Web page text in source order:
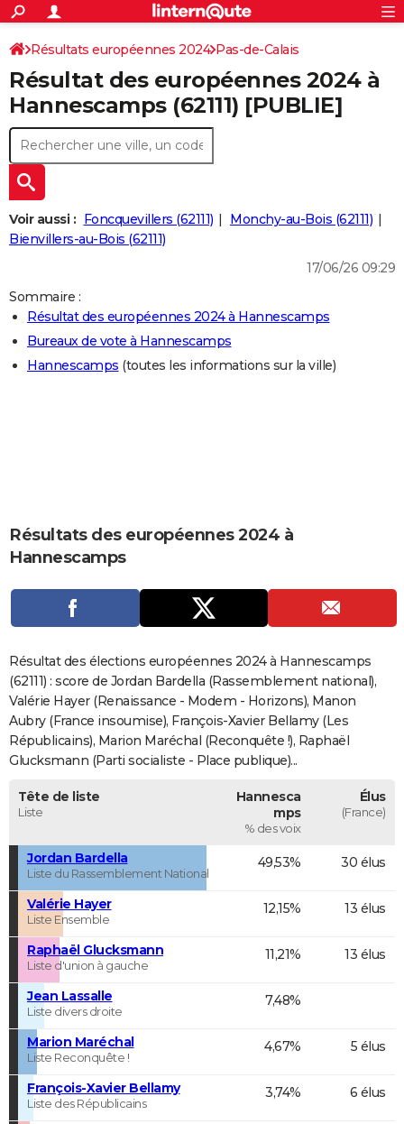
ACTUALITÉS
Politique
Société
Faits Divers
Education
Monde
Villes
+
SPORT
Coupe du monde 2026
Football
Tennis
Cyclisme
Rugby
Forum
Programme TV
TNT
Streaming
Cinéma
Sorties cinéma
Musique
+
FINANCE
Retraite
Impôts
Epargne
Immobilier
Risques naturels par ville
Banque
Assurance
Crédit
AUTO
Essais
Réserver un essai
Citadines
Berlines
SUV
Forum auto
+
HIGH-TECH
Mobiles
Meilleur smartphone
Internet
Ordinateurs
Jeux vidéo
Guide high-tech
+
BRICOLAGE
Guides de France
Escapades
Patrimoine
Expositions
Musées
Week-end nature
LIFESTYLE
Art de vivre
Bien-être
Loisirs
Mode
Modes de vie
CARTE DE VOEUX
Carte de Noël
Carte Bonne année
Carte Saint-Valentin
Carte Pâques
Carte d'anniversaire
Dictionnaire
Biographies
Expressions
Proverbes
PROGRAMME TV
S'inscrire
Se connecter
Lycées
Collèges
Primaires
Universités
Entreprises
Service militaire
Avis de recherche
AVIS DE DÉCÈS
FORUM
Bricolage
Lifestyle
Culture
SportAuto
Television
Voyage
Cinema
S'inscrire
Connexion
Résultats européennes 2024 Pas-de-Calais
Résultat des européennes 2024 à
Hannescamps (62111) [PUBLIE]
Voir aussi : Foncquevillers (62111)
Monchy-au-Bois (62111)
Bienvillers-au-Bois (62111)
17/06/26 09:29
Sommaire :
Résultat des européennes 2024 à Hannescamps
Bureaux de vote à Hannescamps
Hannescamps (toutes les informations sur la ville)
Résultats des européennes 2024 à
Hannescamps
Résultat des élections européennes 2024 à Hannescamps
(62111) : score de Jordan Bardella (Rassemblement national),
Valérie Hayer (Renaissance - Modem - Horizons), Manon
Aubry (France insoumise), François-Xavier Bellamy (Les
Républicains), Marion Maréchal (Reconquête !), Raphaël
Glucksmann (Parti socialiste - Place publique)...
Tête de liste
Liste
Hannesca
mps
% des voix
Élus
(France)
Jordan Bardella
Liste du Rassemblement National
49,53% 30 élus
Valérie Hayer
Liste Ensemble
12,15% 13 élus
Raphaël Glucksmann
Liste d'union à gauche
11,21% 13 élus
Jean Lassalle
Liste divers droite
7,48%
Marion Maréchal
Liste Reconquête !
4,67% 5 élus
François-Xavier Bellamy
Liste des Républicains
3,74% 6 élus